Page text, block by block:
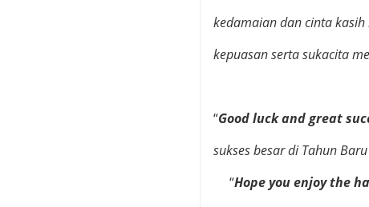
kedamaian dan cinta
kepuasan serta sukacita
“Good luck and great
sukses besar di Tahun
“Hope you enjoy the